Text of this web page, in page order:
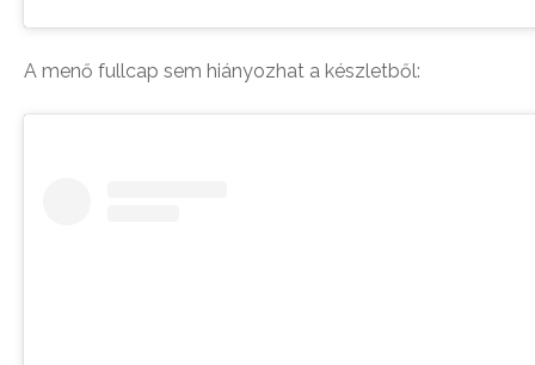
A menő fullcap sem hiányozhat a készletből: